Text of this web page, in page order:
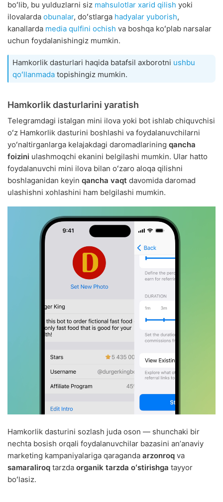
boʻlib, bu yulduzlarni siz mahsulotlar xarid qilish yoki
ilovalarda obunalar, doʻstlarga hadyalar yuborish,
kanallarda media qulfini ochish va boshqa koʻplab narsalar
uchun foydalanishingiz mumkin.
Hamkorlik dasturlari haqida batafsil axborotni ushbu
qoʻllanmada topishingiz mumkin.
Hamkorlik dasturlarini yaratish
Telegramdagi istalgan mini ilova yoki bot ishlab chiquvchisi
oʻz Hamkorlik dasturini boshlashi va foydalanuvchilarni
yoʻnaltirganlarga kelajakdagi daromadlarining qancha
foizini ulashmoqchi ekanini belgilashi mumkin. Ular hatto
foydalanuvchi mini ilova bilan oʻzaro aloqa qilishni
boshlaganidan keyin qancha vaqt davomida daromad
ulashishni xohlashini ham belgilashi mumkin.
Hamkorlik dasturini sozlash juda oson — shunchaki bir
nechta bosish orqali foydalanuvchilar bazasini anʼanaviy
marketing kampaniyalariga qaraganda arzonroq va
samaraliroq tarzda organik tarzda oʻstirishga tayyor
boʻlasiz.